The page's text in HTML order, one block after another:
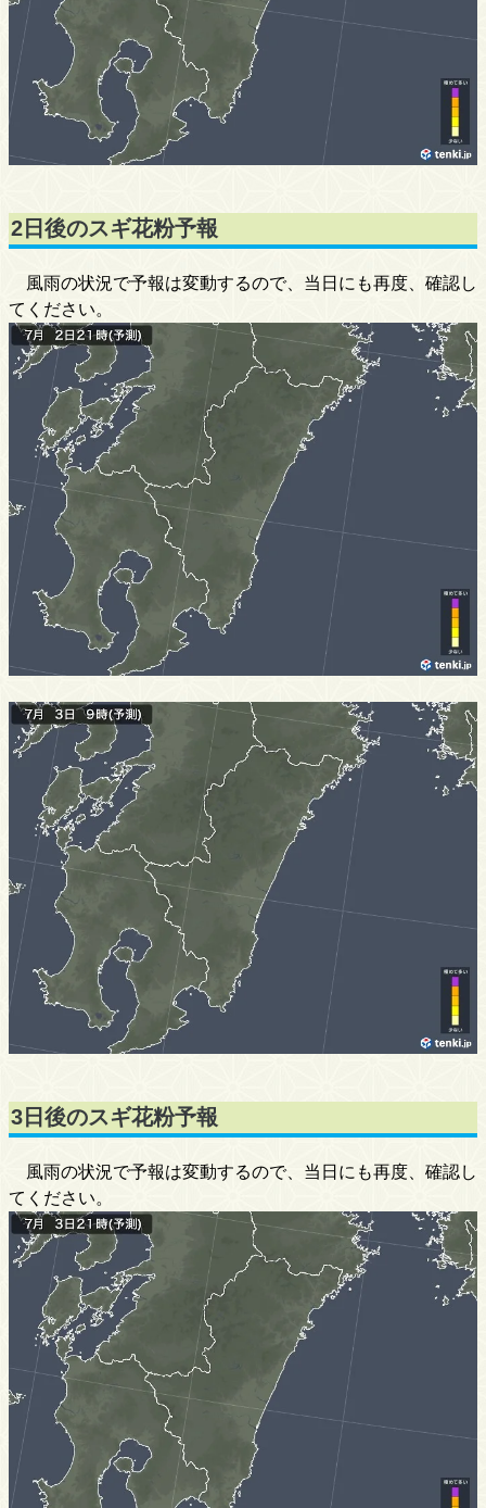
2日後のスギ花粉予報
風雨の状況で予報は変動するので、当日にも再度、確認し
てください。
3日後のスギ花粉予報
風雨の状況で予報は変動するので、当日にも再度、確認し
てください。